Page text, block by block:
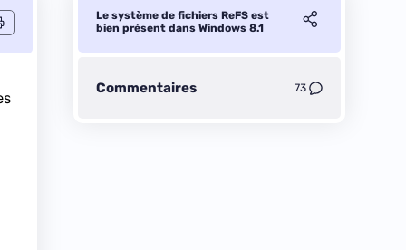
Le système de fichiers ReFS est
bien présent dans Windows 8.1
Commentaires 73